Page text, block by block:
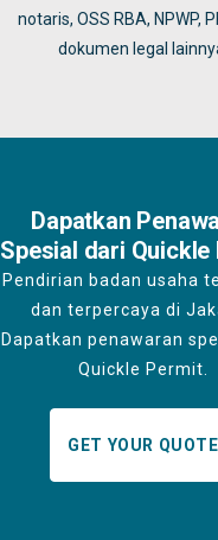
notaris, OSS RBA, NPWP,
dokumen legal
Dapatkan
Spesial dari Quickle
Pendirian badan usaha
dan terpercaya di
Dapatkan penawaran
Quickle Permit.
GET YOUR QUOTE